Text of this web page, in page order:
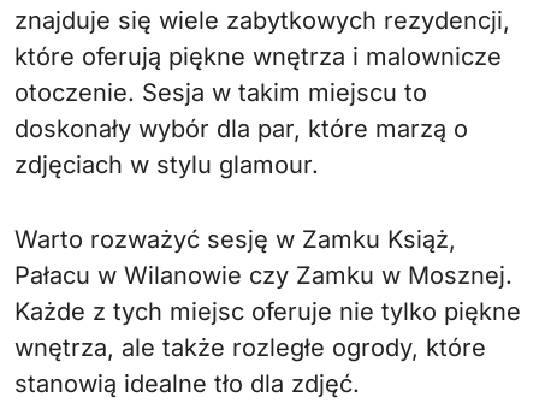
znajduje się wiele zabytkowych rezydencji,
które oferują piękne wnętrza i malownicze
otoczenie. Sesja w takim miejscu to
doskonały wybór dla par, które marzą o
zdjęciach w stylu glamour.
Warto rozważyć sesję w Zamku Książ,
Pałacu w Wilanowie czy Zamku w Mosznej.
Każde z tych miejsc oferuje nie tylko piękne
wnętrza, ale także rozległe ogrody, które
stanowią idealne tło dla zdjęć.